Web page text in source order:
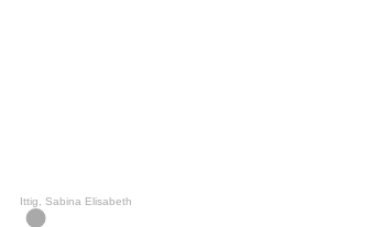
Ittig, Sabina Elisabeth